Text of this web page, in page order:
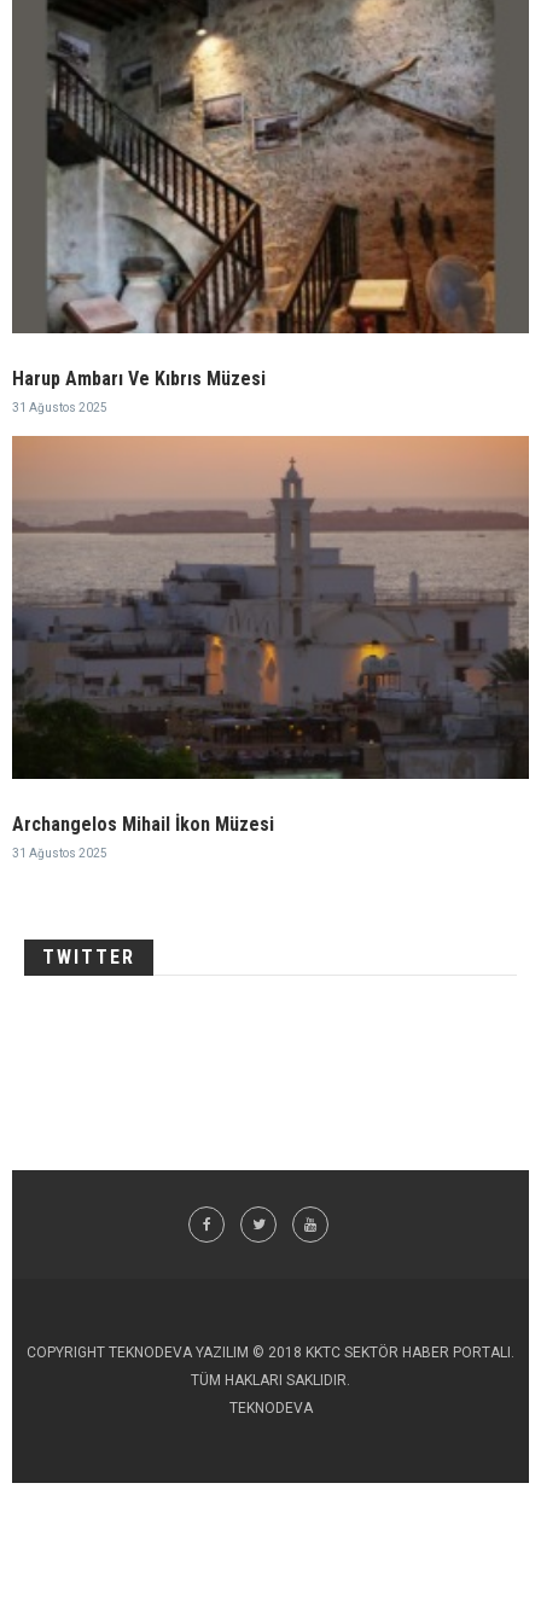
Harup Ambarı Ve Kıbrıs Müzesi
31 Ağustos 2025
Archangelos Mihail İkon Müzesi
31 Ağustos 2025
TWITTER
COPYRIGHT TEKNODEVA YAZILIM © 2018 KKTC SEKTÖR HABER PORTALI.
TÜM HAKLARI SAKLIDIR.
TEKNODEVA